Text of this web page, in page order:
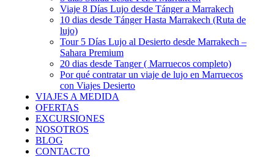
Viaje 8 Días Lujo desde Tánger a Marrakech
10 dias desde Tánger Hasta Marrakech (Ruta de
lujo)
Tour 5 Días Lujo al Desierto desde Marrakech –
Sahara Premium
20 dias desde Tanger ( Marruecos completo)
Por qué contratar un viaje de lujo en Marruecos
con Viajes Desierto
VIAJES A MEDIDA
OFERTAS
EXCURSIONES
NOSOTROS
BLOG
CONTACTO